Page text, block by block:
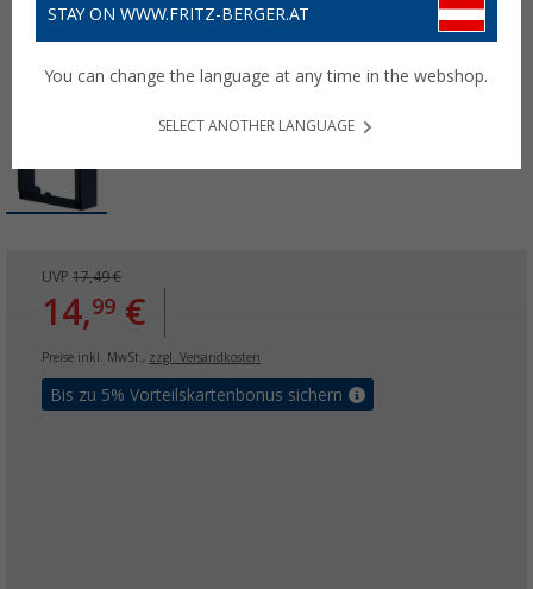
UVP 17,49 €
14,99 €
Preise inkl. MwSt., zzgl. Versandkosten
Bis zu 5% Vorteilskartenbonus sichern
STAY ON WWW.FRITZ-BERGER.AT
You can change the language at any time in the webshop.
SELECT ANOTHER LANGUAGE